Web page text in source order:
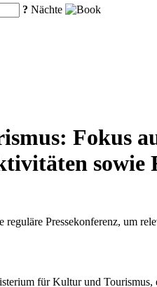
? Nächte
Fokus
sowie
Pressekonferenz, um
für Kultur und